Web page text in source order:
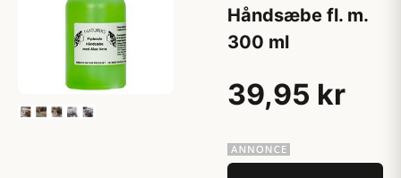
Håndsæbe fl. m.
300 ml
39,95 kr